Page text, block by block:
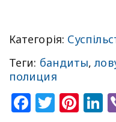
Категорія:
Теги: бандиты,
полиция